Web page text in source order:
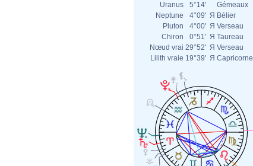
Uranus
5°14'
Gémeaux
Neptune
4°09' Я Bélier
Pluton
4°00' Я Verseau
Chiron
0°51' Я Taureau
Nœud vrai 29°52' Я Verseau
Lilith vraie 19°39' Я Capricorne